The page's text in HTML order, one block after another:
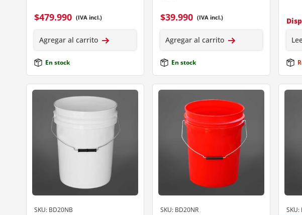
$479.990 (IVA incl.)
Agregar al carrito
En stock
$39.990 (IVA incl.)
Agregar al carrito
En stock
SKU: BD20NB SKU: BD20NR
SKU: